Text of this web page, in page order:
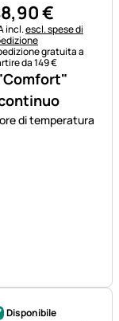
di temperatura
,90€
fiscali:
incl.escl. spese di
gratuita a
da 149 €
Disponibile